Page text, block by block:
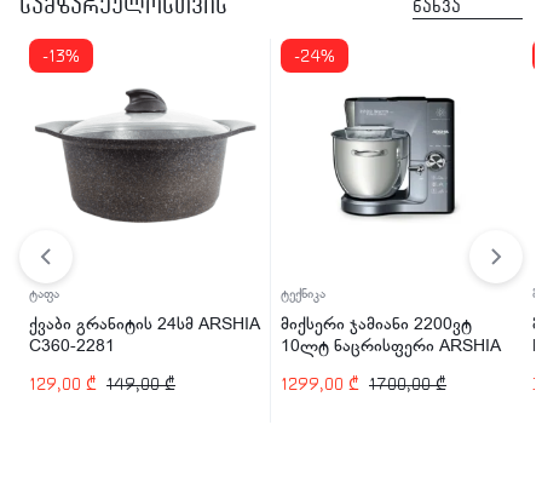
სამზარეულოსთვის ნახვა
-13%
ტაფა
ქვაბი გრანიტის 24სმ ARSHIA
C360-2281
149,00₾
129,00 ₾
-24%
ტექნიკა
მიქსერი ჯამიანი 2200ვტ
10ლტ ნაცრისფერი ARSHIA
1700,00₾
1299,00 ₾